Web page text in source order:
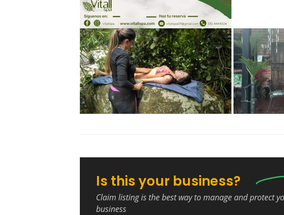
Is this your business?
Claim listing is the best way to manage and protect
business